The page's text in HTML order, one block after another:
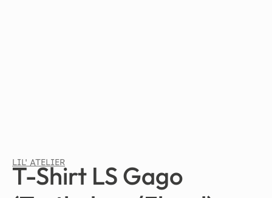
LIL' ATELIER
T-Shirt LS Gago